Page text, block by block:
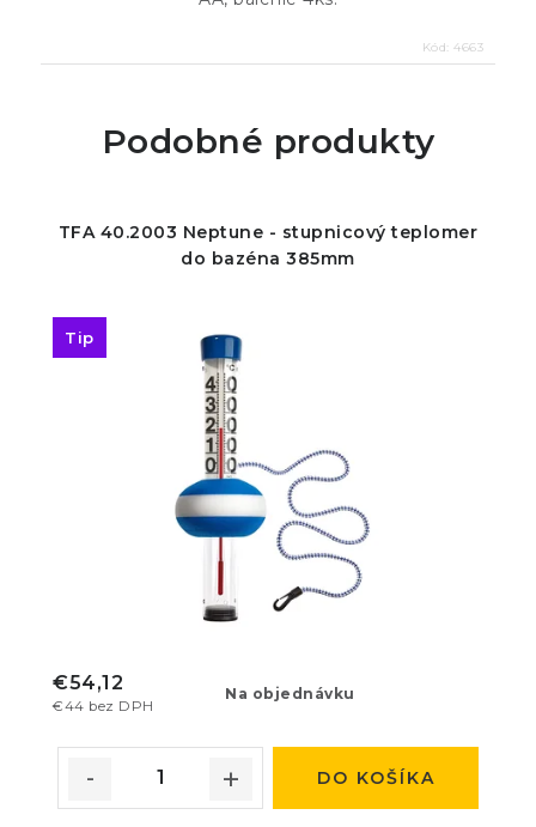
Kód: 4663
Podobné produkty
TFA 40.2003 Neptune - stupnicový teplomer
do bazéna 385mm
Tip
Na objednávku
€44 bez DPH
€54,12
DO KOŠÍKA